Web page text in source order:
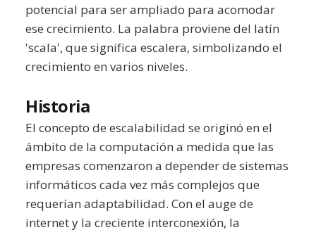
potencial para ser ampliado para acomodar
ese crecimiento. La palabra proviene del latín
'scala', que significa escalera, simbolizando el
crecimiento en varios niveles.
Historia
El concepto de escalabilidad se originó en el
ámbito de la computación a medida que las
empresas comenzaron a depender de sistemas
informáticos cada vez más complejos que
requerían adaptabilidad. Con el auge de
internet y la creciente interconexión, la